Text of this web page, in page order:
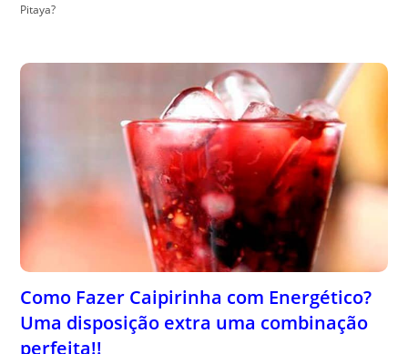
Pitaya?
Como Fazer Caipirinha com Energético?
Uma disposição extra uma combinação
perfeita!!